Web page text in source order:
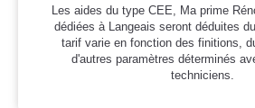
Les aides du type CEE, Ma prime
dédiées à Langeais seront déduites
tarif varie en fonction des finitions,
d'autres paramètres déterminés
techniciens.